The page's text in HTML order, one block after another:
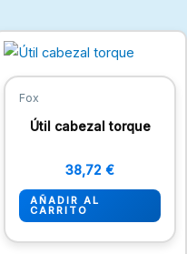
Fox
Útil cabezal torque
38,72 €
AÑADIR AL
CARRITO